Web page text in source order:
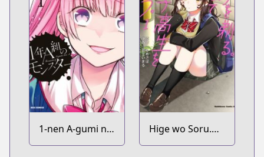
1-nen A-gumi no
Monster
Hige wo Soru.
Soshite